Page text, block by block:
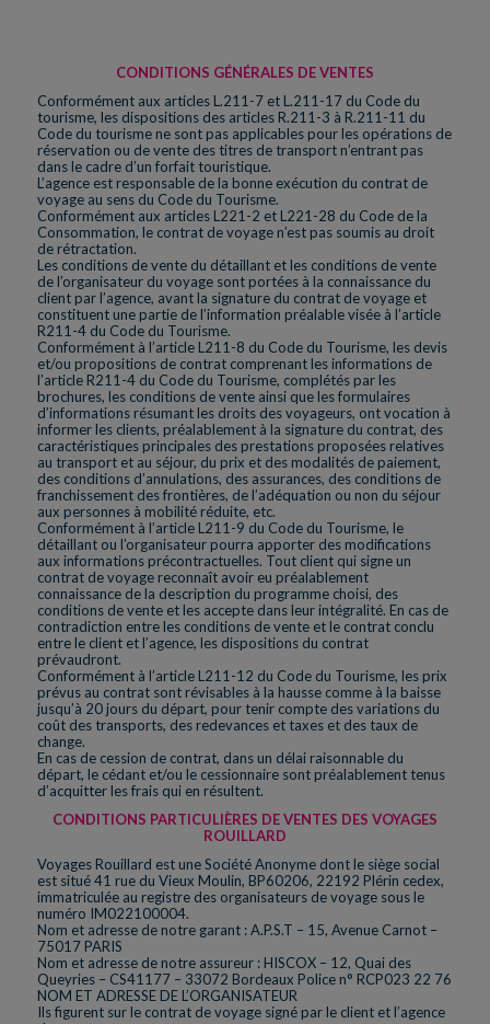
CONDITIONS GÉNÉRALES DE VENTES
Conformément aux articles L.211-7 et L.211-17 du Code du
tourisme, les dispositions des articles R.211-3 à R.211-11 du
Code du tourisme ne sont pas applicables pour les opérations de
réservation ou de vente des titres de transport n’entrant pas
dans le cadre d’un forfait touristique.
L’agence est responsable de la bonne exécution du contrat de
voyage au sens du Code du Tourisme.
Conformément aux articles L221-2 et L221-28 du Code de la
Consommation, le contrat de voyage n’est pas soumis au droit
de rétractation.
Les conditions de vente du détaillant et les conditions de vente
de l’organisateur du voyage sont portées à la connaissance du
client par l’agence, avant la signature du contrat de voyage et
constituent une partie de l’information préalable visée à l’article
R211-4 du Code du Tourisme.
Conformément à l’article L211-8 du Code du Tourisme, les devis
et/ou propositions de contrat comprenant les informations de
l’article R211-4 du Code du Tourisme, complétés par les
brochures, les conditions de vente ainsi que les formulaires
d’informations résumant les droits des voyageurs, ont vocation à
informer les clients, préalablement à la signature du contrat, des
caractéristiques principales des prestations proposées relatives
au transport et au séjour, du prix et des modalités de paiement,
des conditions d’annulations, des assurances, des conditions de
franchissement des frontières, de l’adéquation ou non du séjour
aux personnes à mobilité réduite, etc.
Conformément à l’article L211-9 du Code du Tourisme, le
détaillant ou l’organisateur pourra apporter des modifications
aux informations précontractuelles. Tout client qui signe un
contrat de voyage reconnaît avoir eu préalablement
connaissance de la description du programme choisi, des
conditions de vente et les accepte dans leur intégralité. En cas de
contradiction entre les conditions de vente et le contrat conclu
entre le client et l’agence, les dispositions du contrat
prévaudront.
Conformément à l’article L211-12 du Code du Tourisme, les prix
prévus au contrat sont révisables à la hausse comme à la baisse
jusqu’à 20 jours du départ, pour tenir compte des variations du
coût des transports, des redevances et taxes et des taux de
change.
En cas de cession de contrat, dans un délai raisonnable du
départ, le cédant et/ou le cessionnaire sont préalablement tenus
d’acquitter les frais qui en résultent.
CONDITIONS PARTICULIÈRES DE VENTES DES VOYAGES
ROUILLARD
Voyages Rouillard est une Société Anonyme dont le siège social
est situé 41 rue du Vieux Moulin, BP60206, 22192 Plérin cedex,
immatriculée au registre des organisateurs de voyage sous le
numéro IM022100004.
Nom et adresse de notre garant : A.P.S.T – 15, Avenue Carnot –
75017 PARIS
Nom et adresse de notre assureur : HISCOX – 12, Quai des
Queyries – CS41177 – 33072 Bordeaux Police n° RCP023 22 76
NOM ET ADRESSE DE L’ORGANISATEUR
Ils figurent sur le contrat de voyage signé par le client et l’agence